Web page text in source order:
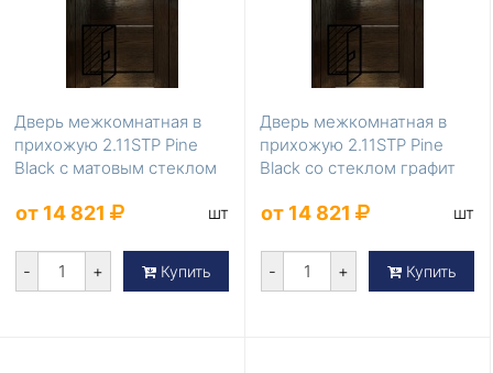
Дверь межкомнатная в
прихожую 2.11STP Pine
Black с матовым стеклом
от 14 821 шт
- + Купить
Дверь межкомнатная в
прихожую 2.11STP Pine
Black со стеклом графит
от 14 821 шт
- + Купить